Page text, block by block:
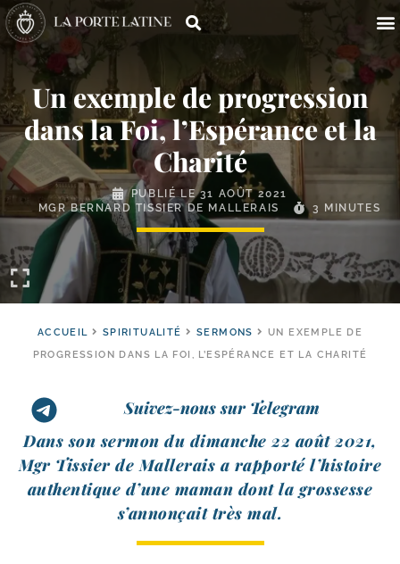
Un exemple de progression
dans la Foi, l’Espérance et la
Charité
PUBLIÉ LE31 AOÛT 2021
MGR BERNARD TISSIER DE MALLERAIS
3 MINUTES
ACCUEIL SPIRITUALITÉ SERMONS
UN EXEMPLE DE
PROGRESSION DANS LA FOI, L’ESPÉRANCE ET LA CHARITÉ
Suivez-nous sur Telegram
Dans son ser­mon du dimanche 22 août 2021,
Mgr Tissier de Mallerais a rap­por­té l’his­toire
authen­tique d’une maman dont la gros­sesse
s’an­non­çait très mal.